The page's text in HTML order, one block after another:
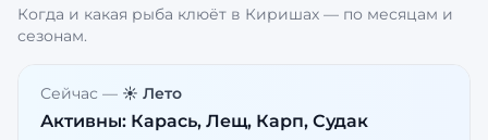
Когда и какая рыба клюёт в Киришах — по месяцам и
сезонам.
Сейчас — ☀️ Лето
Активны: Карась, Лещ, Карп, Судак